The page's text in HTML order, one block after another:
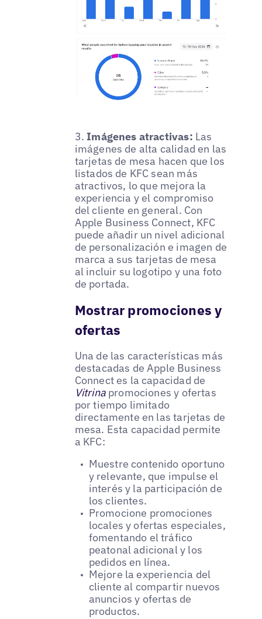
3. Imágenes atractivas: Las
imágenes de alta calidad en las
tarjetas de mesa hacen que los
listados de KFC sean más
atractivos, lo que mejora la
experiencia y el compromiso
del cliente en general. Con
Apple Business Connect, KFC
puede añadir un nivel adicional
de personalización e imagen de
marca a sus tarjetas de mesa
al incluir su logotipo y una foto
de portada.
Mostrar promociones y
ofertas
Una de las características más
destacadas de Apple Business
Connect es la capacidad de
Vitrinapromociones y ofertas
por tiempo limitado
directamente en las tarjetas de
mesa. Esta capacidad permite
a KFC:
Muestre contenido oportuno
y relevante, que impulse el
interés y la participación de
los clientes.
Promocione promociones
locales y ofertas especiales,
fomentando el tráfico
peatonal adicional y los
pedidos en línea.
Mejore la experiencia del
cliente al compartir nuevos
anuncios y ofertas de
productos.